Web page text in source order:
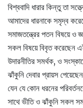
বিশ্ববাদি ধারার কিন্তু তা
আমাদের ধারনাকে সমৃদ্ব
সমাজতন্ত্রের পতন বিষয়ে ও
সকল বিষয়ে বিবৃত করেছেন
উদারনীতির সমর্থক, ও
ঝাঁকুনি দেবার প্রায়স
যেন যে কোন ধরনের
সাথে ভীতি ও ঝাঁকুনি সকল